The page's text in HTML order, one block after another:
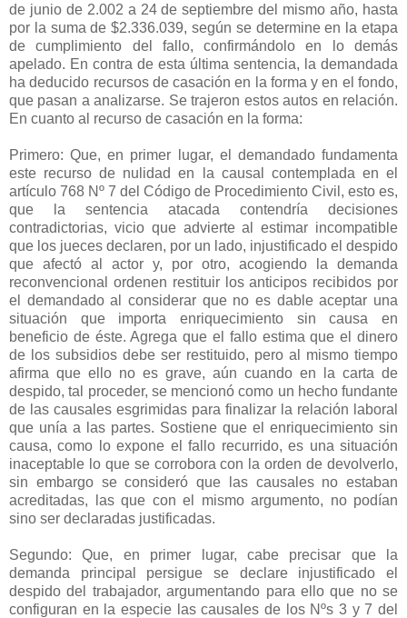
de junio de 2.002 a 24 de septiembre del mismo año, hasta
por la suma de $2.336.039, según se determine en la etapa
de cumplimiento del fallo, confirmándolo en lo demás
apelado. En contra de esta última sentencia, la demandada
ha deducido recursos de casación en la forma y en el fondo,
que pasan a analizarse. Se trajeron estos autos en relación.
En cuanto al recurso de casación en la forma:
Primero: Que, en primer lugar, el demandado fundamenta
este recurso de nulidad en la causal contemplada en el
artículo 768 Nº 7 del Código de Procedimiento Civil, esto es,
que la sentencia atacada contendría decisiones
contradictorias, vicio que advierte al estimar incompatible
que los jueces declaren, por un lado, injustificado el despido
que afectó al actor y, por otro, acogiendo la demanda
reconvencional ordenen restituir los anticipos recibidos por
el demandado al considerar que no es dable aceptar una
situación que importa enriquecimiento sin causa en
beneficio de éste. Agrega que el fallo estima que el dinero
de los subsidios debe ser restituido, pero al mismo tiempo
afirma que ello no es grave, aún cuando en la carta de
despido, tal proceder, se mencionó como un hecho fundante
de las causales esgrimidas para finalizar la relación laboral
que unía a las partes. Sostiene que el enriquecimiento sin
causa, como lo expone el fallo recurrido, es una situación
inaceptable lo que se corrobora con la orden de devolverlo,
sin embargo se consideró que las causales no estaban
acreditadas, las que con el mismo argumento, no podían
sino ser declaradas justificadas.
Segundo: Que, en primer lugar, cabe precisar que la
demanda principal persigue se declare injustificado el
despido del trabajador, argumentando para ello que no se
configuran en la especie las causales de los Nºs 3 y 7 del